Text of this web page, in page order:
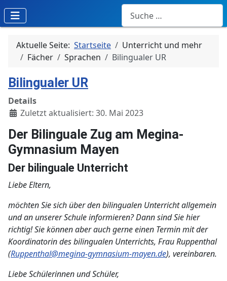
Suchen
Aktuelle Seite: Startseite
Unterricht und mehr
Fächer
Sprachen Bilingualer UR
Bilingualer UR
Details
Zuletzt aktualisiert: 30. Mai 2023
Der Bilinguale Zug am Megina-
Gymnasium Mayen
Der bilinguale Unterricht
Liebe Eltern,
möchten Sie sich über den bilingualen Unterricht allgemein
und an unserer Schule informieren? Dann sind Sie hier
richtig! Sie können aber auch gerne einen Termin mit der
Koordinatorin des bilingualen Unterrichts, Frau Ruppenthal
(Ruppenthal@megina-gymnasium-mayen.de), vereinbaren.
Liebe Schülerinnen und Schüler,